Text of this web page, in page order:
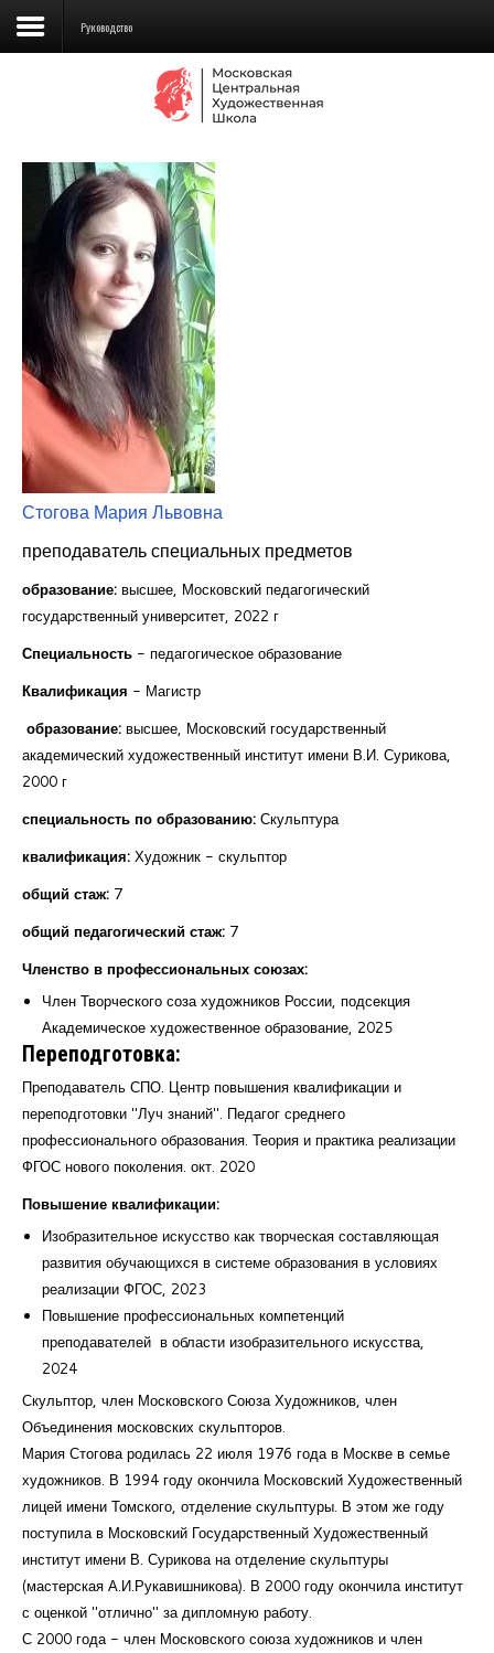
Сведения об образовательной
Школа
Училище
Детская Художественная школа
Поступающим
Подготовка
Образование
Доп. образование
Курсы повышения квалификации
Центр непрерывного образования
Творческий инкубатор
Руководство
Стогова Мария Львовна
преподаватель специальных предметов
образование: высшее, Московский педагогический
государственный университет, 2022 г
Специальность - педагогическое образование
Квалификация - Магистр
образование: высшее, Московский государственный
академический художественный институт имени В.И. Сурикова,
2000 г
специальность по образованию: Скульптура
квалификация: Художник - скульптор
общий стаж: 7
общий педагогический стаж: 7
Членство в профессиональных союзах:
Член Творческого соза художников России, подсекция
Академическое художественное образование, 2025
Переподготовка:
Преподаватель СПО. Центр повышения квалификации и
переподготовки "Луч знаний". Педагог среднего
профессионального образования. Теория и практика реализации
ФГОС нового поколения. окт. 2020
Повышение квалификации:
Изобразительное искусство как творческая составляющая
развития обучающихся в системе образования в условиях
реализации ФГОС, 2023
Повышение профессиональных компетенций
преподавателей в области изобразительного искусства,
2024
Скульптор, член Московского Союза Художников, член
Объединения московских скульпторов.
Мария Стогова родилась 22 июля 1976 года в Москве в семье
художников. В 1994 году окончила Московский Художественный
лицей имени Томского, отделение скульптуры. В этом же году
поступила в Московский Государственный Художественный
институт имени В. Сурикова на отделение скульптуры
(мастерская А.И.Рукавишникова). В 2000 году окончила институт
с оценкой "отлично" за дипломную работу.
С 2000 года - член Московского союза художников и член